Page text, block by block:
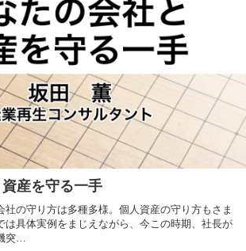
産を守る一手
社の守り方は多種多様。個人資産の守り方もさま
は具体実例をまじえながら、今この時期、社長が
突…